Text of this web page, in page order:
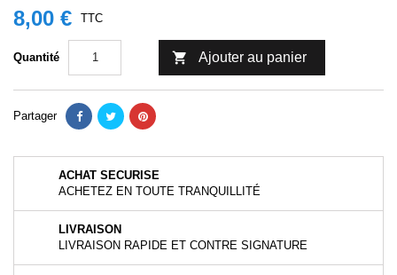
8,00 € TTC
Quantité  Ajouter au panier
Partager
ACHAT SECURISE
ACHETEZ EN TOUTE TRANQUILLITÉ
LIVRAISON
LIVRAISON RAPIDE ET CONTRE SIGNATURE